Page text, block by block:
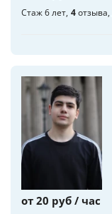
Стаж 6 лет 4отзыва
от 20 руб / час